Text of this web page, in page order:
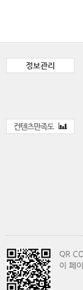
정보관리
컨텐츠만족도
QR
이 페